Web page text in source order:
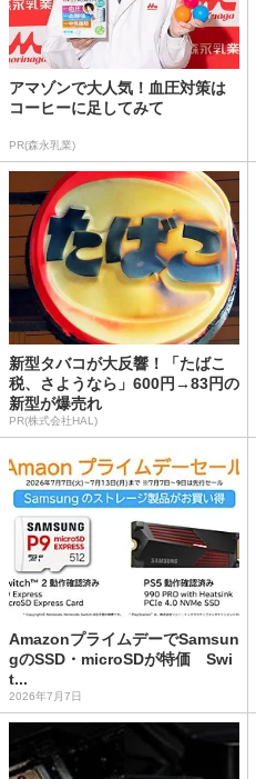
アマゾンで大人気！血圧対策は
コーヒーに足してみて
PR(森永乳業)
新型タバコが大反響！「たばこ
税、さようなら」600円→83円の
新型が爆売れ
PR(株式会社HAL)
AmazonプライムデーでSamsun
gのSSD・microSDが特価 Swi
t...
2026年7月7日